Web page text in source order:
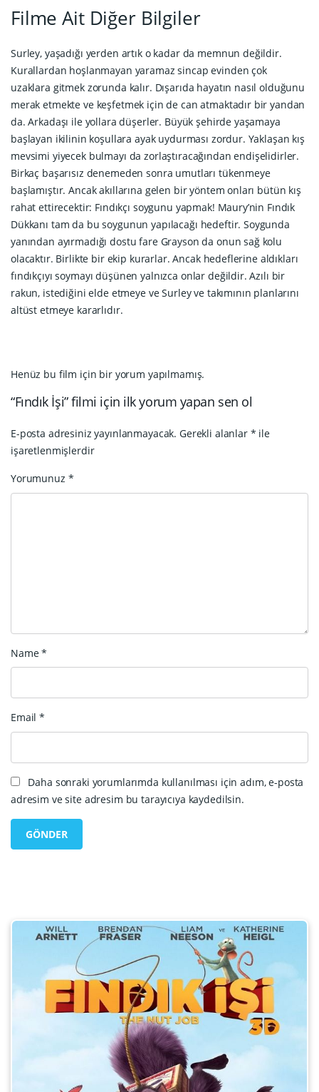
Filme Ait Diğer Bilgiler
Surley, yaşadığı yerden artık o kadar da memnun değildir.
Kurallardan hoşlanmayan yaramaz sincap evinden çok
uzaklara gitmek zorunda kalır. Dışarıda hayatın nasıl olduğunu
merak etmekte ve keşfetmek için de can atmaktadır bir yandan
da. Arkadaşı ile yollara düşerler. Büyük şehirde yaşamaya
başlayan ikilinin koşullara ayak uydurması zordur. Yaklaşan kış
mevsimi yiyecek bulmayı da zorlaştıracağından endişelidirler.
Birkaç başarısız denemeden sonra umutları tükenmeye
başlamıştır. Ancak akıllarına gelen bir yöntem onları bütün kış
rahat ettirecektir: Fındıkçı soygunu yapmak! Maury’nin Fındık
Dükkanı tam da bu soygunun yapılacağı hedeftir. Soygunda
yanından ayırmadığı dostu fare Grayson da onun sağ kolu
olacaktır. Birlikte bir ekip kurarlar. Ancak hedeflerine aldıkları
fındıkçıyı soymayı düşünen yalnızca onlar değildir. Azılı bir
rakun, istediğini elde etmeye ve Surley ve takımının planlarını
altüst etmeye kararlıdır.
“Fındık İşi” filmi için ilk yorum yapan sen ol
E-posta adresiniz yayınlanmayacak. Gerekli alanlar * ile
işaretlenmişlerdir
Yorumunuz *
Name*
Email*
Daha sonraki yorumlarımda kullanılması için adım, e-posta
adresim ve site adresim bu tarayıcıya kaydedilsin.
Henüz bu film için bir yorum yapılmamış.